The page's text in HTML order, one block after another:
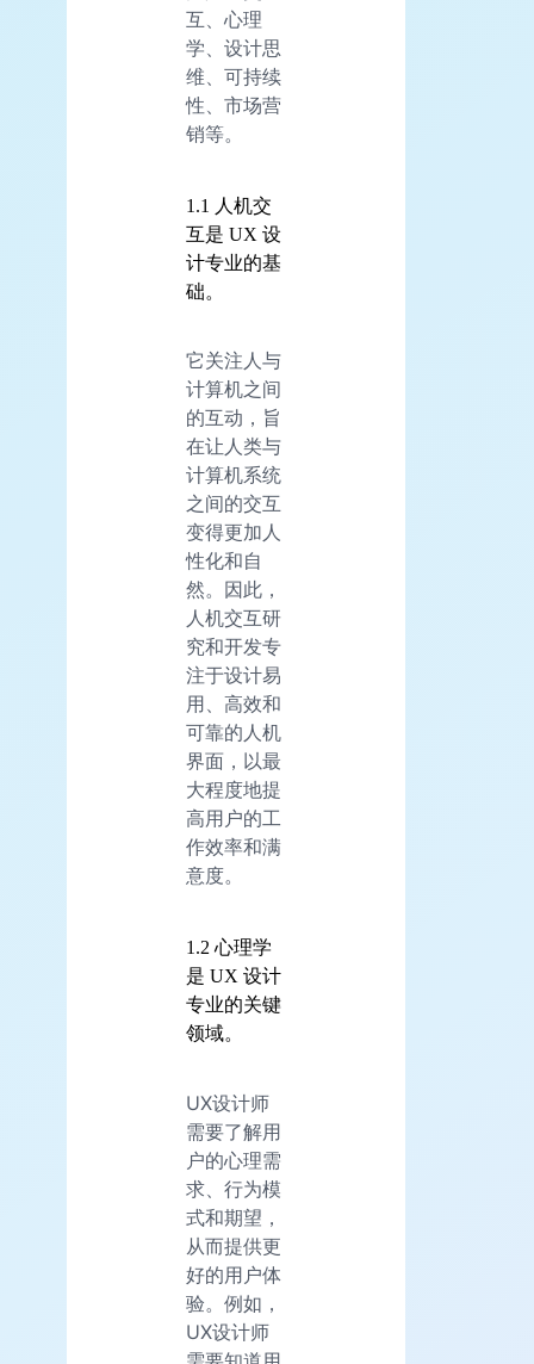
互、心理
学、设计思
维、可持续
性、市场营
销等。
1.1 人机交
互是 UX 设
计专业的基
础。
它关注人与
计算机之间
的互动，旨
在让人类与
计算机系统
之间的交互
变得更加人
性化和自
然。因此，
人机交互研
究和开发专
注于设计易
用、高效和
可靠的人机
界面，以最
大程度地提
高用户的工
作效率和满
意度。
1.2 心理学
是 UX 设计
专业的关键
领域。
UX设计师
需要了解用
户的心理需
求、行为模
式和期望，
从而提供更
好的用户体
验。例如，
UX设计师